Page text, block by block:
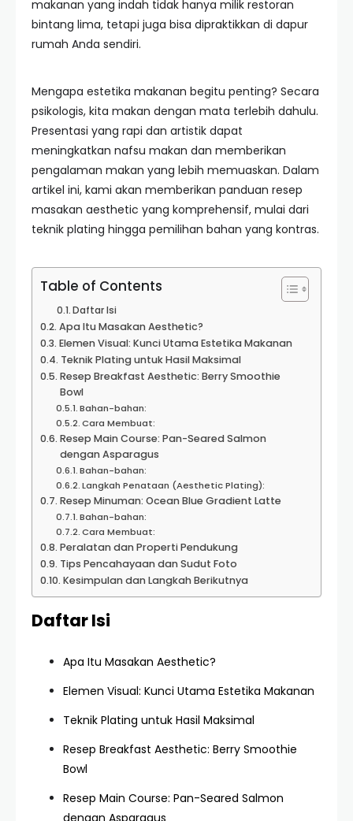
makanan yang indah tidak hanya milik restoran
bintang lima, tetapi juga bisa dipraktikkan di dapur
rumah Anda sendiri.
Mengapa estetika makanan begitu penting? Secara
psikologis, kita makan dengan mata terlebih dahulu.
Presentasi yang rapi dan artistik dapat
meningkatkan nafsu makan dan memberikan
pengalaman makan yang lebih memuaskan. Dalam
artikel ini, kami akan memberikan panduan resep
masakan aesthetic yang komprehensif, mulai dari
teknik plating hingga pemilihan bahan yang kontras.
Table of Contents
Daftar Isi
Apa Itu Masakan Aesthetic?
Elemen Visual: Kunci Utama Estetika Makanan
Teknik Plating untuk Hasil Maksimal
Resep Breakfast Aesthetic: Berry Smoothie
Bowl
Bahan-bahan:
Cara Membuat:
Resep Main Course: Pan-Seared Salmon
dengan Asparagus
Bahan-bahan:
Langkah Penataan (Aesthetic Plating):
Resep Minuman: Ocean Blue Gradient Latte
Bahan-bahan:
Cara Membuat:
Peralatan dan Properti Pendukung
Tips Pencahayaan dan Sudut Foto
Kesimpulan dan Langkah Berikutnya
Daftar Isi
Apa Itu Masakan Aesthetic?
Elemen Visual: Kunci Utama Estetika Makanan
Teknik Plating untuk Hasil Maksimal
Resep Breakfast Aesthetic: Berry Smoothie
Bowl
Resep Main Course: Pan-Seared Salmon
dengan Asparagus